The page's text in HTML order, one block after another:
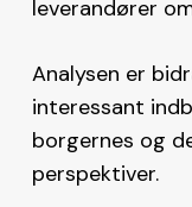
leverandører
Analysen er
interessant
borgernes og
perspektiver.